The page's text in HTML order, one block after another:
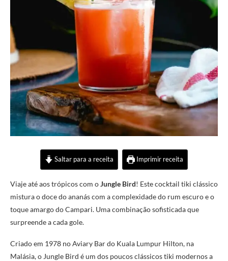
Saltar para a receita Imprimir receita
Viaje até aos trópicos com oJungle Bird! Este cocktail tiki clássico
mistura o doce do ananás com a complexidade do rum escuro e o
toque amargo do Campari. Uma combinação sofisticada que
surpreende a cada gole.
Criado em 1978 no Aviary Bar do Kuala Lumpur Hilton, na
Malásia, o Jungle Bird é um dos poucos clássicos tiki modernos a